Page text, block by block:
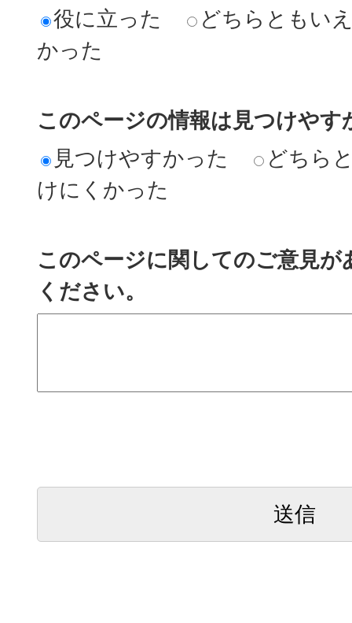
役に立った
どちらともい
かった
このページの情報は見つけやす
見つけやすかった
どちら
けにくかった
このページに関してのご意見
ください。